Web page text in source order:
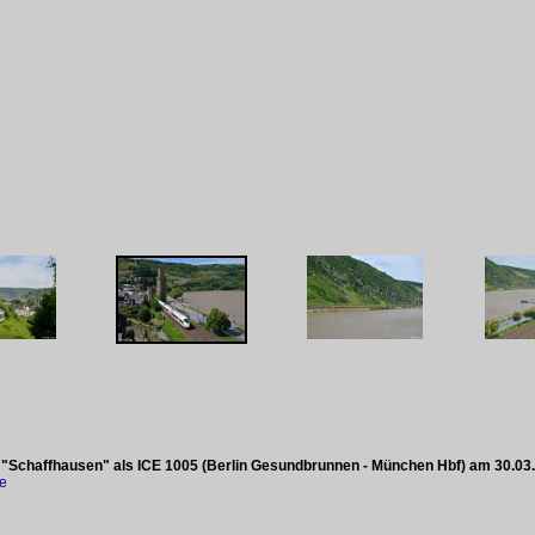
als ICE 1005 (Berlin Gesundbrunnen - München Hbf) am